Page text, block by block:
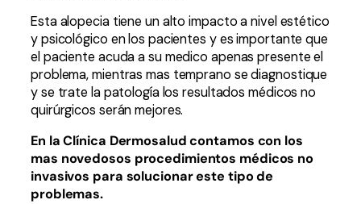
Esta alopecia tiene un alto impacto a nivel estético
y psicológico en los pacientes y es importante que
el paciente acuda a su medico apenas presente el
problema, mientras mas temprano se diagnostique
y se trate la patología los resultados médicos no
quirúrgicos serán mejores.
En la Clínica Dermosalud contamos con los
mas novedosos procedimientos médicos no
invasivos para solucionar este tipo de
problemas.